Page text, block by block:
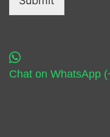
Chat on WhatsApp